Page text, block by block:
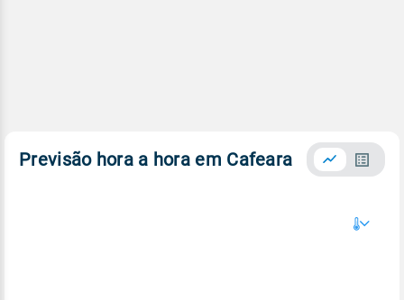
Previsão hora a hora em Cafeara